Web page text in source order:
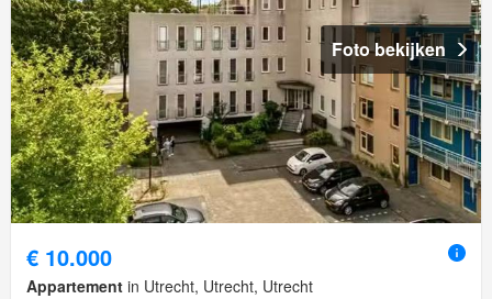
Foto bekijken
€ 10.000
Appartement in Utrecht, Utrecht, Utrecht